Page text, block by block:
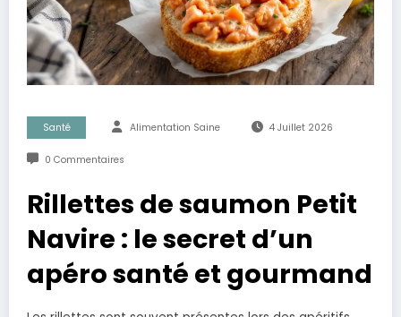
Santé Alimentation Saine 4 Juillet 2026
0 Commentaires
Rillettes de saumon Petit
Navire : le secret d’un
apéro santé et gourmand